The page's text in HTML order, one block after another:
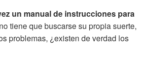
un manual de instrucciones para
tiene que buscarse su propia suerte,
problemas, ¿existen de verdad los